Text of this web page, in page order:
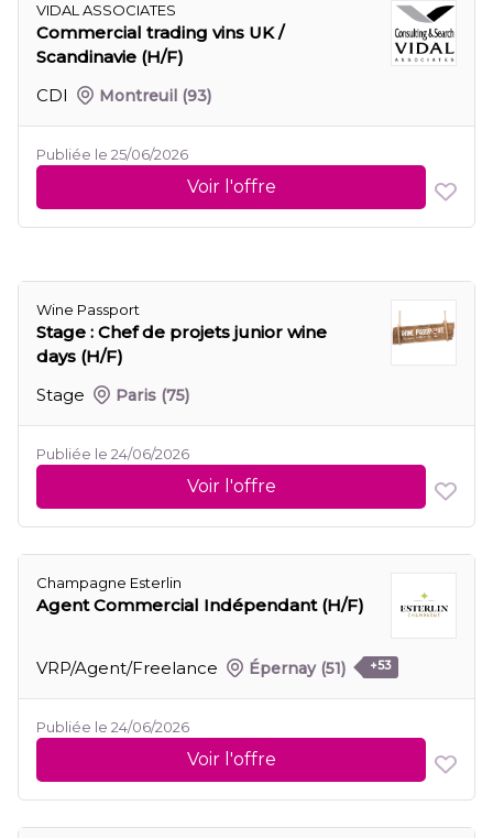
VIDAL ASSOCIATES
Commercial trading vins UK /
Scandinavie (H/F)
CDI
Montreuil (93)
Publiée le 25/06/2026
Voir l'offre
Wine Passport
Stage : Chef de projets junior wine
days (H/F)
Stage
Paris (75)
Publiée le 24/06/2026
Voir l'offre
Champagne Esterlin
Agent Commercial Indépendant (H/F)
VRP/Agent/Freelance Épernay (51) +53
Publiée le 24/06/2026
Voir l'offre